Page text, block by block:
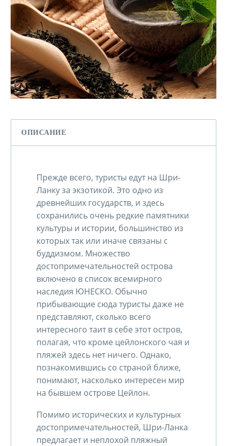
ОПИСАНИЕ
Прежде всего, туристы едут на Шри-
Ланку за экзотикой. Это одно из
древнейших государств, и здесь
сохранились очень редкие памятники
культуры и истории, большинство из
которых так или иначе связаны с
буддизмом. Множество
достопримечательностей острова
включено в список всемирного
наследия ЮНЕСКО. Обычно
прибывающие сюда туристы даже не
представляют, сколько всего
интересного таит в себе этот остров,
полагая, что кроме цейлонского чая и
пляжей здесь нет ничего. Однако,
познакомившись со страной ближе,
понимают, насколько интересен мир
на бывшем острове Цейлон.
Помимо исторических и культурных
достопримечательностей, Шри-Ланка
предлагает и неплохой пляжный